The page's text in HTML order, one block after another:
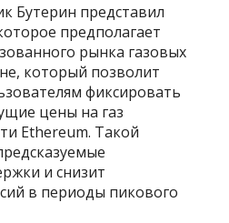
Бутерин представил
предполагает
рынка газовых
который позволит
фиксировать
цены на газ
Ethereum. Такой
и снизит
в периоды пикового